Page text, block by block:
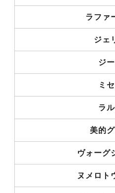
ラファ
ジェ
ジ
ミ
ラ
美的
ヴォーグ
ヌメロト